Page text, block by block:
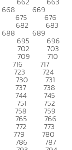
668 669
675 676
682 683
688 689
695 696
702 703
709 710
716 717
723 724
730 731
737 738
744 745
751 752
758 759
765 766
772 773
779 780
786 787